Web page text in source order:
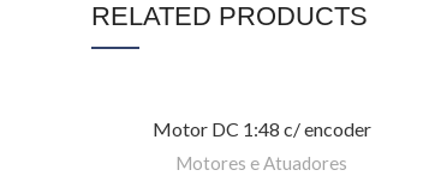
RELATED PRODUCTS
Motor DC 1:48 c/ encoder
Motores e Atuadores